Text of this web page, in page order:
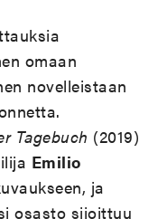
omaan
novelleistaan
Tagebuch (2019)
Emilio
ja
osasto sijoittuu